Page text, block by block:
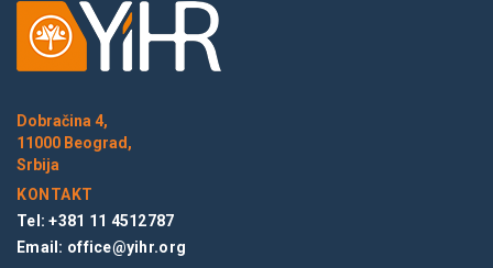
Dobračina 4,
11000 Beograd,
Srbija
KONTAKT
Tel: +381 11 4512787
Email: office@yihr.org